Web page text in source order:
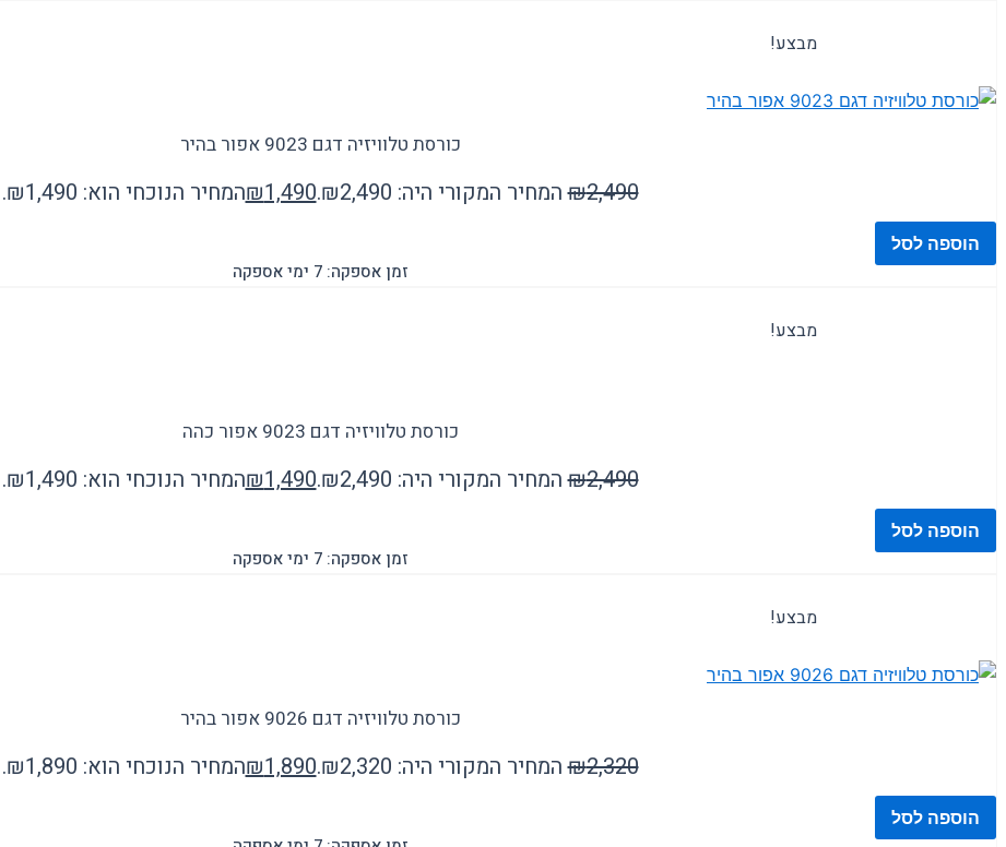
כורסאות
( 11 )
מבצע!
כורסת טלוויזיה דגם 9023 אפור בהיר
₪2,490 המחיר המקורי היה: ₪2,490. ₪1,490 המחיר הנוכחי הוא: ₪1,490.
הוספה לסל
זמן אספקה: 7 ימי אספקה
מבצע!
כורסת טלוויזיה דגם 9023 אפור כהה
₪2,490 המחיר המקורי היה: ₪2,490. ₪1,490 המחיר הנוכחי הוא: ₪1,490.
הוספה לסל
זמן אספקה: 7 ימי אספקה
מבצע!
כורסת טלוויזיה דגם 9026 אפור בהיר
₪2,320 המחיר המקורי היה: ₪2,320. ₪1,890 המחיר הנוכחי הוא: ₪1,890.
הוספה לסל